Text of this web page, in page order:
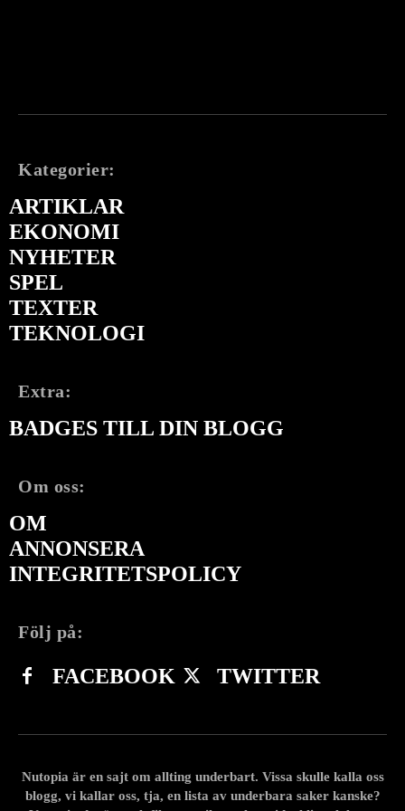
Kategorier:
ARTIKLAR
EKONOMI
NYHETER
SPEL
TEXTER
TEKNOLOGI
Extra:
BADGES TILL DIN BLOGG
Om oss:
OM
ANNONSERA
INTEGRITETSPOLICY
Följ på:
FACEBOOK TWITTER
Nutopia är en sajt om allting underbart. Vissa skulle kalla oss
blogg, vi kallar oss, tja, en lista av underbara saker kanske?